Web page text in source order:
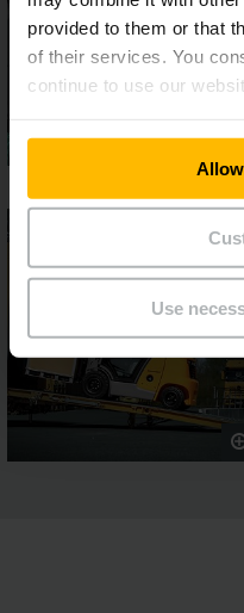
provided to them or that
of their services. You
continue to use our
Use